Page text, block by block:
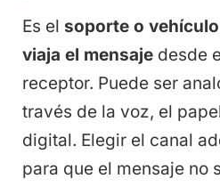
Es el soporte o
viaja el mensaje desde
receptor. Puede ser
través de la voz, el
digital. Elegir el canal
para que el mensaje no